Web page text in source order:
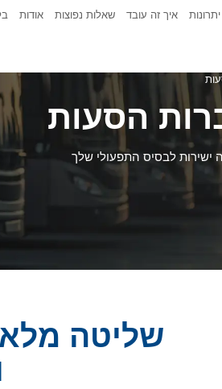
יתרונות איך זה עובד שאלות נפוצות אודות
הסעות
ישירות לבסיס התפעולי שלך
שליטה